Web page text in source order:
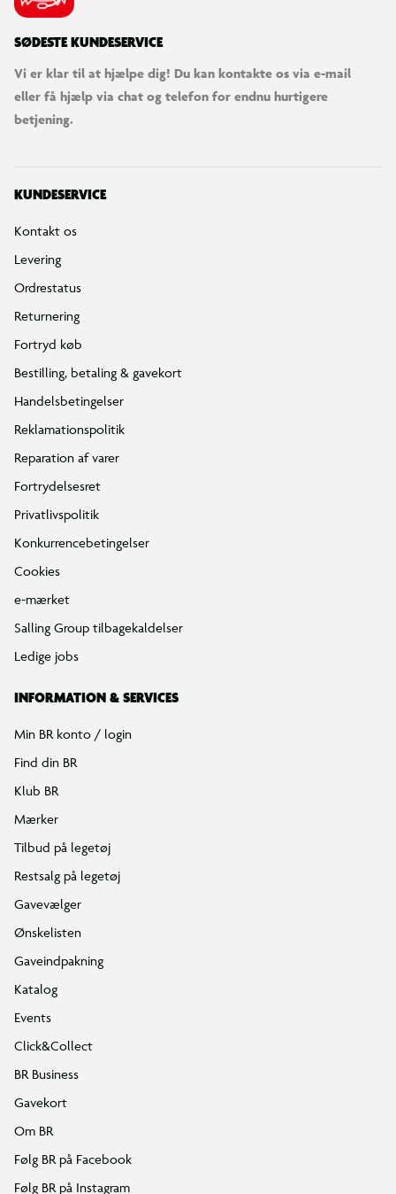
SØDESTE KUNDESERVICE
Vi er klar til at hjælpe dig! Du kan kontakte os via e-mail
eller få hjælp via chat og telefon for endnu hurtigere
betjening.
KUNDESERVICE
Kontakt os
Levering
Ordrestatus
Returnering
Fortryd køb
Bestilling, betaling & gavekort
Handelsbetingelser
Reklamationspolitik
Reparation af varer
Fortrydelsesret
Privatlivspolitik
Konkurrencebetingelser
Cookies
e-mærket
Salling Group tilbagekaldelser
Ledige jobs
INFORMATION & SERVICES
Min BR konto / login
Find din BR
Klub BR
Mærker
Tilbud på legetøj
Restsalg på legetøj
Gavevælger
Ønskelisten
Gaveindpakning
Katalog
Events
Click&Collect
BR Business
Gavekort
Om BR
Følg BR på Facebook
Følg BR på Instagram